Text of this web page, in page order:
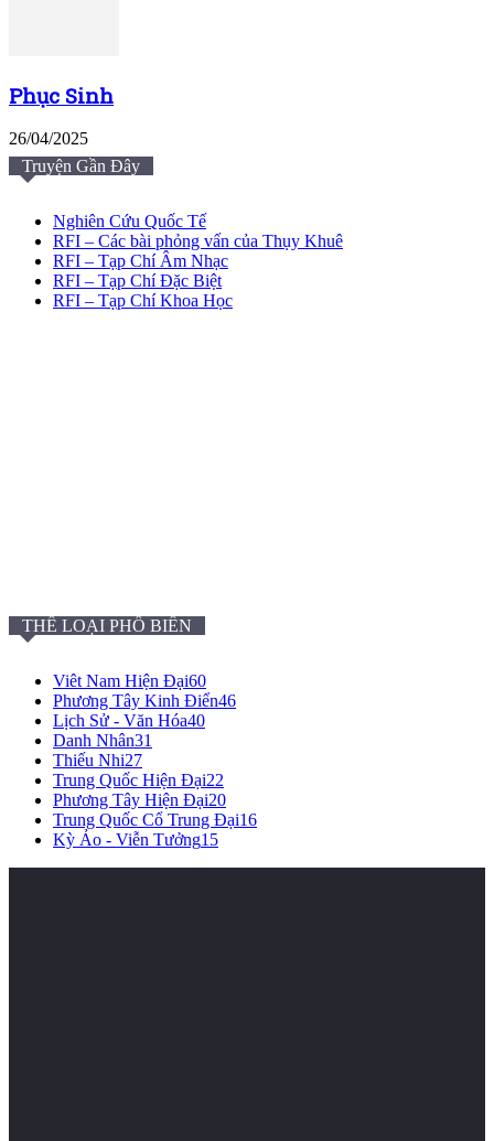
Phục Sinh
26/04/2025
Truyện Gần Đây
Nghiên Cứu Quốc Tế
RFI – Các bài phỏng vấn của Thụy Khuê
RFI – Tạp Chí Âm Nhạc
RFI – Tạp Chí Đặc Biệt
RFI – Tạp Chí Khoa Học
THỂ LOẠI PHỔ BIẾN
Viêt Nam Hiện Đại60
Phương Tây Kinh Điển46
Lịch Sử - Văn Hóa40
Danh Nhân31
Thiếu Nhi27
Trung Quốc Hiện Đại22
Phương Tây Hiện Đại20
Trung Quốc Cổ Trung Đại16
Kỳ Ảo - Viễn Tưởng15